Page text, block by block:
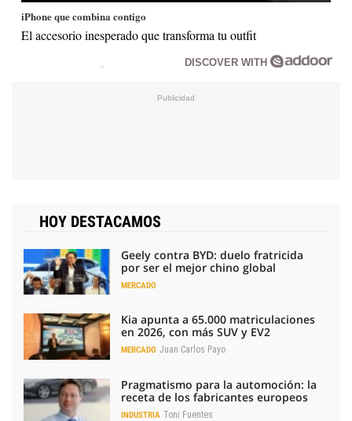
iPhone que combina contigo
El accesorio inesperado que transforma tu outfit
DISCOVER WITH
HOY DESTACAMOS
Geely contra BYD: duelo fratricida
por ser el mejor chino global
MERCADO
Kia apunta a 65.000 matriculaciones
en 2026, con más SUV y EV2
MERCADO Juan Carlos Payo
Pragmatismo para la automoción: la
receta de los fabricantes europeos
INDUSTRIA Toni Fuentes